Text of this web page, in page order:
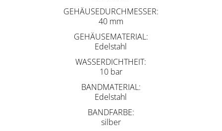
GEHÄUSEDURCHMESSER
40 mm
GEHÄUSEMATERIAL
Edelstahl
WASSERDICHTHEIT
10 bar
BANDMATERIAL
Edelstahl
BANDFARBE
silber